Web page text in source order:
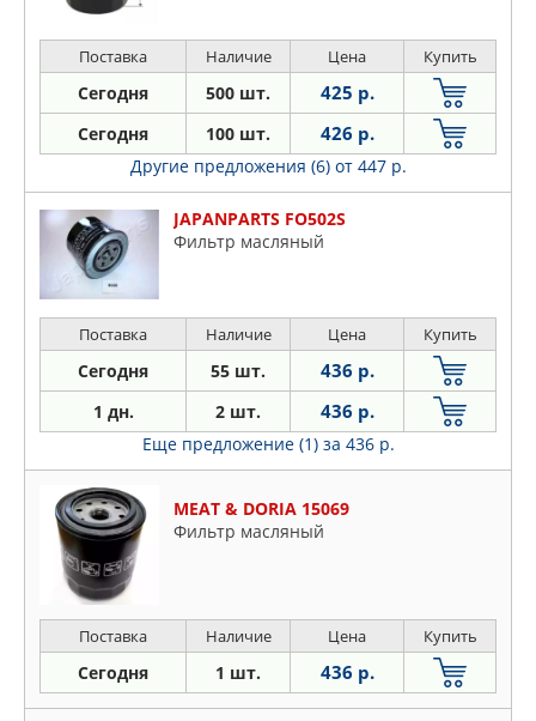
Поставка Наличие Цена Купить
Сегодня 500 шт. 425 р.
Сегодня 100 шт. 426 р.
Другие предложения (6) от 447 р.
JAPANPARTS FO502S
Фильтр масляный
Поставка Наличие Цена Купить
Сегодня 55 шт. 436 р.
1 дн. 2 шт. 436 р.
Еще предложение (1) за 436 р.
MEAT & DORIA 15069
Фильтр масляный
Поставка Наличие Цена Купить
Сегодня 1 шт. 436 р.